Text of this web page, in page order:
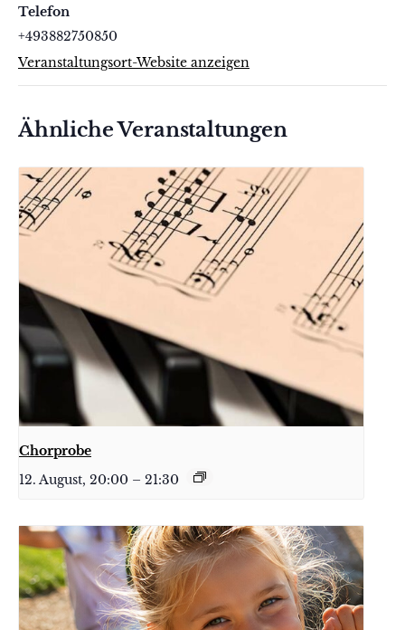
Telefon
+493882750850
Veranstaltungsort-Website anzeigen
Ähnliche Veranstaltungen
Chorprobe
12. August, 20:00 – 21:30